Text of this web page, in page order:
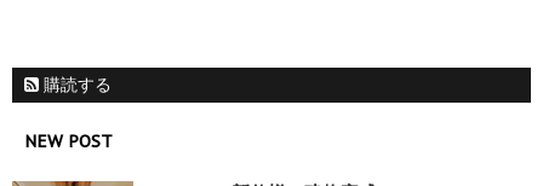
購読する
NEW POST